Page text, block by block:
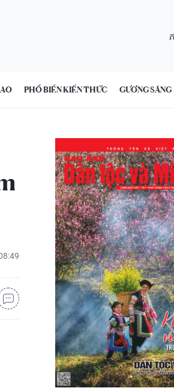
PHỔ BIẾN KIẾN THỨC GƯƠNG SÁNG